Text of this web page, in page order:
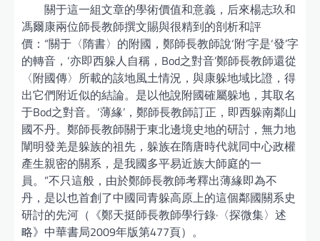
關于這一組文章的學術價值和意義，后來楊志玖和
馮爾康兩位師長教師撰文賜與很精到的剖析和評
價：“關于〈隋書〉的附國，鄭師長教師說‘附’字是‘發’字
的轉音，‘亦即西躲人自稱，Bod之對音’鄭師長教師還從
〈附國傳〉所載的該地風土情況，與康躲地域比證，得
出它們附近似的結論。是以他說附國確屬躲地，其取名
于Bod之對音。‘薄緣’，鄭師長教師訂正，即西躲南鄰山
國不丹。鄭師長教師關于東北邊境史地的研討，無力地
闡明發羌是躲族的祖先，躲族在隋唐時代就同中心政權
產生親密的關系，是我國多平易近族大師庭的一
員。”不只這般，由於鄭師長教師考釋出薄緣即為不
丹，是以也首創了中國同青躲高原上的這個鄰國關系史
研討的先河（《鄭天挺師長教師學行錄·〈探微集〉述
略》中華書局2009年版第477頁）。